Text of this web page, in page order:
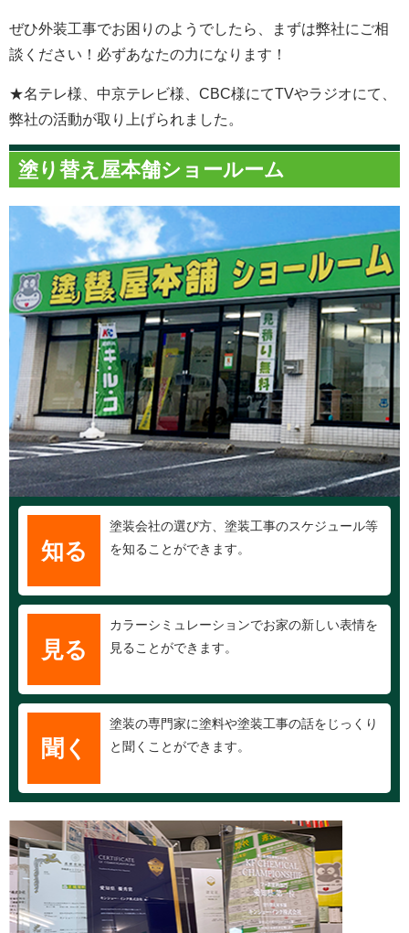
ぜひ外装工事でお困りのようでしたら、まずは弊社にご相
談ください！必ずあなたの力になります！
★名テレ様、中京テレビ様、CBC様にてTVやラジオにて、
弊社の活動が取り上げられました。
塗り替え屋本舗ショールーム
知る
塗装会社の選び方、塗装工事のスケジュール等
を知ることができます。
見る
カラーシミュレーションでお家の新しい表情を
見ることができます。
聞く
塗装の専門家に塗料や塗装工事の話をじっくり
と聞くことができます。